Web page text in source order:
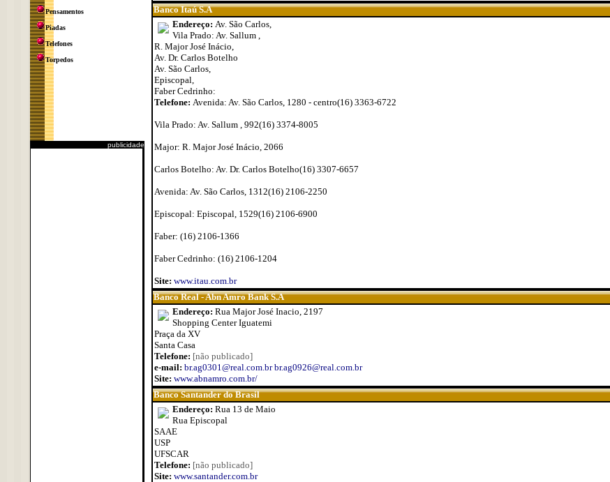
Pensamentos
Piadas
Telefones
Torpedos
publicidade
Banco Itaú S.A
Endereço: Av. São Carlos,
Vila Prado: Av. Sallum ,
R. Major José Inácio,
Av. Dr. Carlos Botelho
Av. São Carlos,
Episcopal,
Faber Cedrinho:
Telefone: Avenida: Av. São Carlos, 1280 - centro(16) 3363-6722
Vila Prado: Av. Sallum , 992(16) 3374-8005
Major: R. Major José Inácio, 2066
Carlos Botelho: Av. Dr. Carlos Botelho(16) 3307-6657
Avenida: Av. São Carlos, 1312(16) 2106-2250
Episcopal: Episcopal, 1529(16) 2106-6900
Faber: (16) 2106-1366
Faber Cedrinho: (16) 2106-1204
Site: www.itau.com.br
Banco Real - Abn Amro Bank S.A
Endereço: Rua Major José Inacio, 2197
Shopping Center Iguatemi
Praça da XV
Santa Casa
Telefone: [não publicado]
e-mail: br.ag0301@real.com.br br.ag0926@real.com.br
Site: www.abnamro.com.br/
Banco Santander do Brasil
Endereço: Rua 13 de Maio
Rua Episcopal
SAAE
USP
UFSCAR
Telefone: [não publicado]
Site: www.santander.com.br